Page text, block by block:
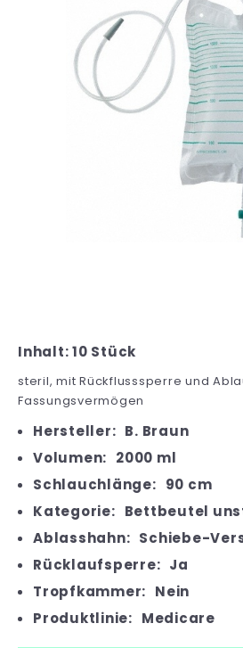
Inhalt: 10 Stück
steril, mit Rückflusssperre und
Fassungsvermögen
Hersteller: B. Braun
Volumen: 2000 ml
Schlauchlänge: 90 cm
Kategorie: Bettbeutel
Ablasshahn: Schiebe-
Rücklaufsperre: Ja
Tropfkammer: Nein
Produktlinie: Medicare